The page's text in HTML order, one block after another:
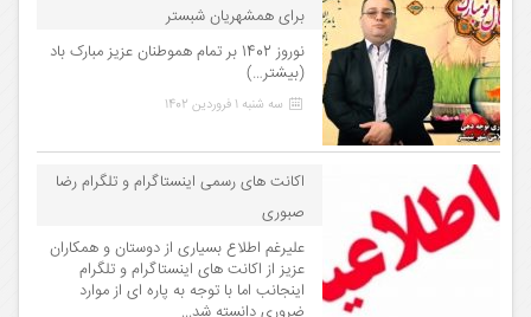
برای همشهریان شبستر
نوروز 1402 بر تمام هموطنان عزیز مبارک باد
(بیشتر…)
سه شنبه 1 فروردین 1402
اکانت های رسمی اینستاگرام و تلگرام رضا
صبوری
علیرغم اطلاع بسیاری از دوستان و همکاران
عزیز از اکانت های اینستاگرام و تلگرام
اینجانب اما با توجه به پاره ای از موارد